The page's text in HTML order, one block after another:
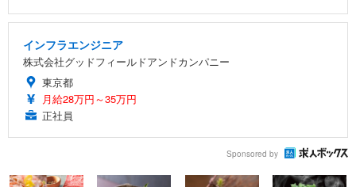
インフラエンジニア
株式会社グッドフィールドアンドカンパニー
東京都
月給28万円～35万円
正社員
Sponsored by